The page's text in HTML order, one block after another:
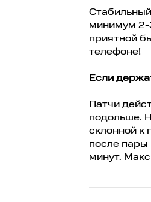
минимум 2-
приятной
телефоне!
Если
Патчи
подольше.
склонной к
после пары
минут.